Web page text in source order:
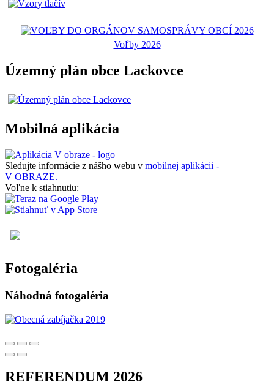
Voľby 2026
Územný plán obce Lackovce
Mobilná aplikácia
Sledujte informácie z nášho webu v mobilnej aplikácii -
V OBRAZE.
Voľne k stiahnutiu:
Fotogaléria
Náhodná fotogaléria
REFERENDUM 2026